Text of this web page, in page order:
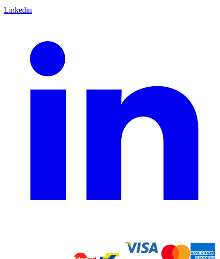
Linkedin